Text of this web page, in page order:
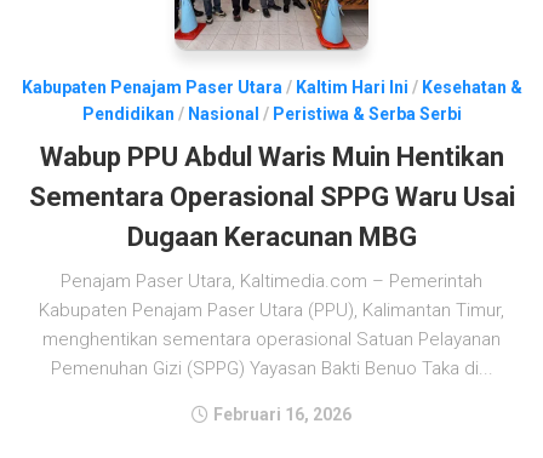
Kabupaten Penajam Paser Utara / Kaltim Hari Ini / Kesehatan &
Pendidikan / Nasional / Peristiwa & Serba Serbi
Wabup PPU Abdul Waris Muin Hentikan
Sementara Operasional SPPG Waru Usai
Dugaan Keracunan MBG
Penajam Paser Utara, Kaltimedia.com – Pemerintah
Kabupaten Penajam Paser Utara (PPU), Kalimantan Timur,
menghentikan sementara operasional Satuan Pelayanan
Pemenuhan Gizi (SPPG) Yayasan Bakti Benuo Taka di...
Februari 16, 2026